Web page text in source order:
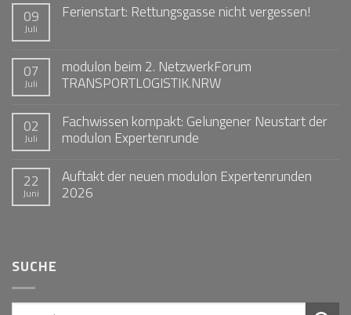
09
Juli
Ferienstart: Rettungsgasse nicht vergessen!
07
Juli
modulon beim 2. NetzwerkForum
TRANSPORTLOGISTIK.NRW
02
Juli
Fachwissen kompakt: Gelungener Neustart der
modulon Expertenrunde
22
Juni
Auftakt der neuen modulon Expertenrunden
2026
SUCHE